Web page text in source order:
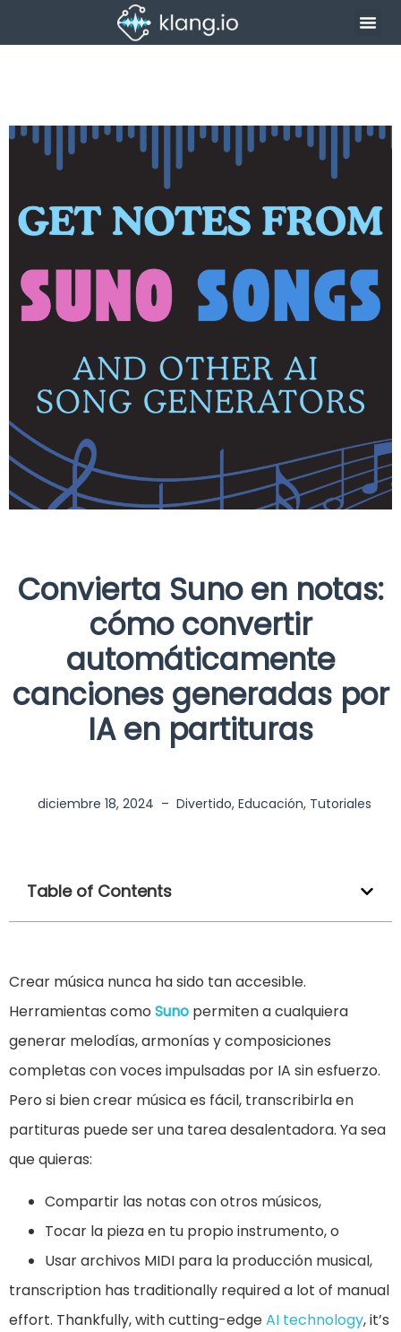
Convierta Suno en notas:
cómo convertir
automáticamente
canciones generadas por
IA en partituras
diciembre 18, 2024 – Divertido, Educación, Tutoriales
Table of Contents
Crear música nunca ha sido tan accesible.
Herramientas como Suno permiten a cualquiera
generar melodías, armonías y composiciones
completas con voces impulsadas por IA sin esfuerzo.
Pero si bien crear música es fácil, transcribirla en
partituras puede ser una tarea desalentadora. Ya sea
que quieras:
Compartir las notas con otros músicos,
Tocar la pieza en tu propio instrumento, o
Usar archivos MIDI para la producción musical,
transcription has traditionally required a lot of manual
effort. Thankfully, with cutting-edgeAI technology, it’s